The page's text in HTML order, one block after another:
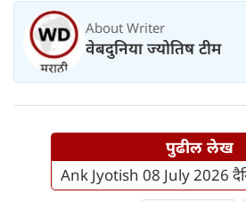
About Writer
वेबदुनिया ज्योतिष टीम
पुढील लेख
Ank Jyotish 08 July 2026